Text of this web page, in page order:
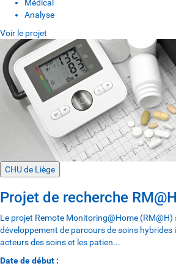
Médical
Analyse
Voir le projet
CHU de Liège
Projet de recherche
Le projet Remote Monitoring@Home (RM@H)
développement de parcours de soins
acteurs des soins et les patien...
Date de début :